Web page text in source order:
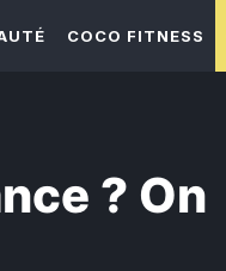
COCO FITNESS
? On